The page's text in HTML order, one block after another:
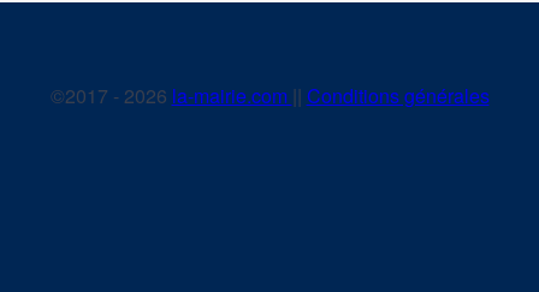
©2017 - 2026 la-mairie.com || Conditions générales